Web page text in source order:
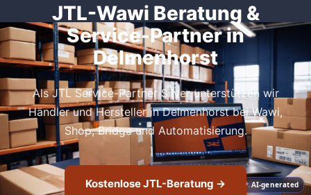
AI-generated
JTL-Wawi Beratung &
Service-Partner in
Delmenhorst
Als JTL Service-Partner Silver unterstützen wir
Händler und Hersteller in Delmenhorst bei Wawi,
Shop, Bridge und Automatisierung.
Kostenlose JTL-Beratung →